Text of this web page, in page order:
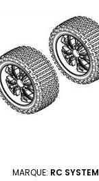
MARQUE: RC SYSTEM